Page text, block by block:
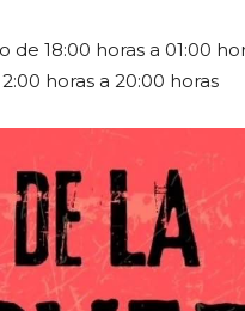
de 18:00 horas a 01:00
horas a 20:00 horas